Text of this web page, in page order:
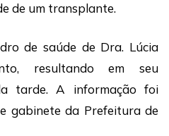
de um transplante.
de saúde de Dra. Lúcia
resultando em seu
tarde. A informação foi
gabinete da Prefeitura de